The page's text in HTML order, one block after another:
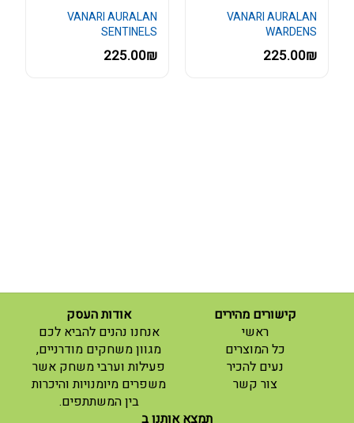
VANARI AURALAN
WARDENS
225.00₪
VANARI AURALAN
SENTINELS
225.00₪
קישורים מהירים
ראשי
(current)
כל המוצרים
נעים להכיר
צור קשר
(current)
אודות העסק
אנחנו נהנים להביא לכם
מגוון משחקים מודרניים,
פעילות וערבי משחק אשר
משפרים מיומנויות והיכרות
בין המשתתפים.
תמצא אותנו ב